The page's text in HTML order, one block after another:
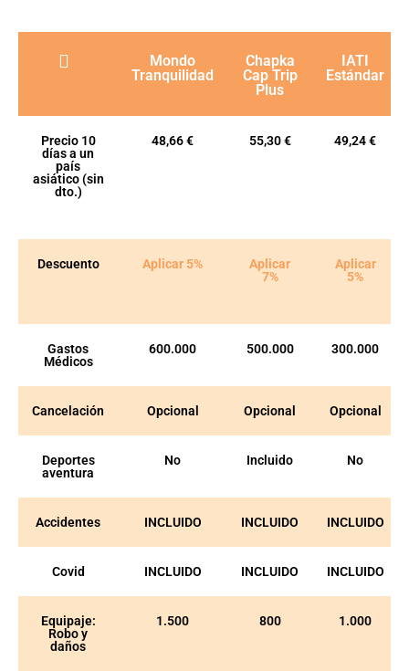
Mondo
Tranquilidad
Chapka
Cap Trip
Plus
IATI
Estándar
Precio 10
días a un
país
asiático (sin
dto.)
48,66 € 55,30 € 49,24 €
Descuento Aplicar 5%
Aplicar
7%
Aplicar
5%
Gastos
Médicos
600.000 500.000 300.000
Cancelación Opcional Opcional Opcional
Deportes
aventura
No Incluido No
Accidentes INCLUIDO INCLUIDO INCLUIDO
Covid INCLUIDO INCLUIDO INCLUIDO
Equipaje:
Robo y
daños
1.500 800 1.000